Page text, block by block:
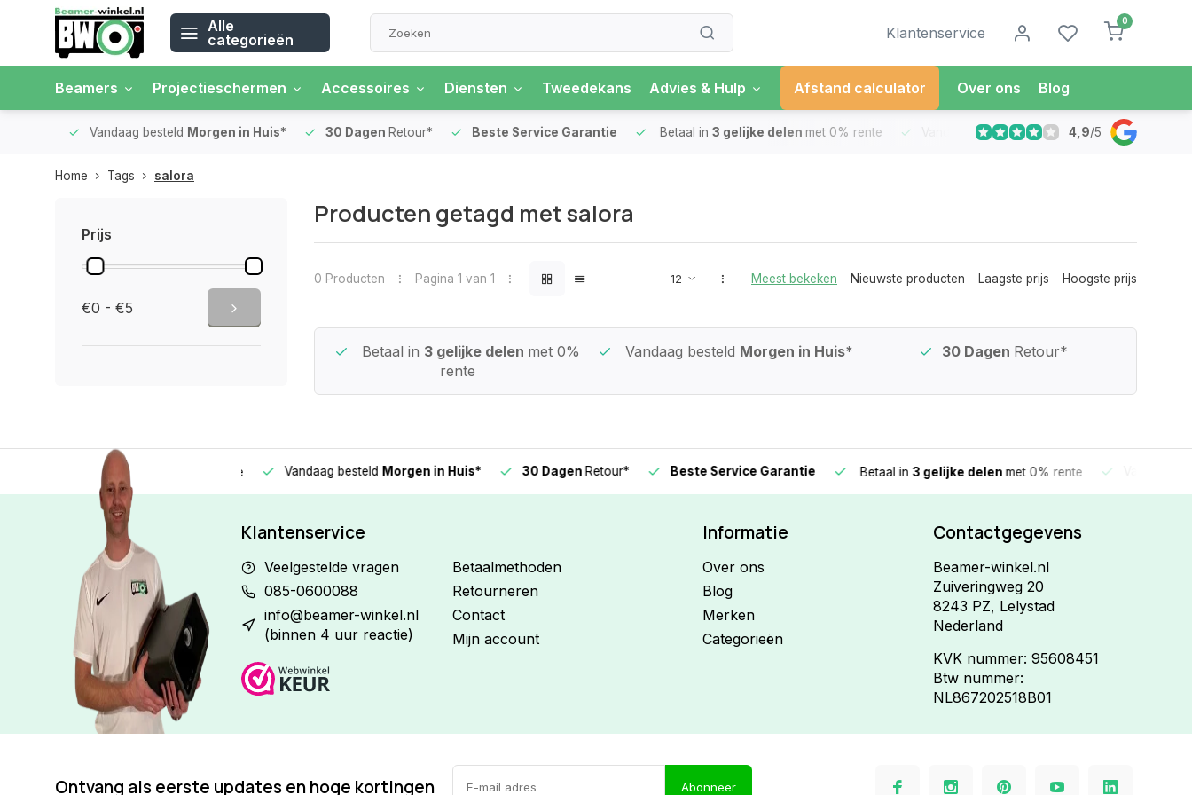
Alle
categorieën
Klantenservice
0
Beamers Projectieschermen Accessoires Diensten Tweedekans Advies & Hulp Afstand calculator Over ons Blog
Vandaag besteld Morgen in Huis* 30 DagenRetour* Beste Service Garantie Betaal in 3 gelijke delenmet 0% rente Vandaag besteldMorgen in Huis*
4,9/5
Home Tags salora
Prijs
€0 - €5
Producten getagd met salora
0 Producten Pagina 1 van 1 Meest bekeken Nieuwste producten Laagste prijs Hoogste prijs
Beste Service Garantie Betaal in 3 gelijke delen met 0%
rente
Vandaag besteld Morgen in Huis* 30 Dagen Retour*
3 gelijke delen Vandaag besteldMorgen in Huis* 30 DagenRetour* Beste Service Garantie Betaal in 3 gelijke delen met 0% rente Vandaag
Klantenservice
Veelgestelde vragen
085-0600088
info@beamer-winkel.nl
(binnen 4 uur reactie)
Betaalmethoden
Retourneren
Contact
Mijn account
Informatie
Over ons
Blog
Merken
Categorieën
Contactgegevens
Beamer-winkel.nl
Zuiveringweg 20
8243 PZ, Lelystad
Nederland
KVK nummer: 95608451
Btw nummer:
NL867202518B01
Ontvang als eerste updates en hoge kortingen Abonneer